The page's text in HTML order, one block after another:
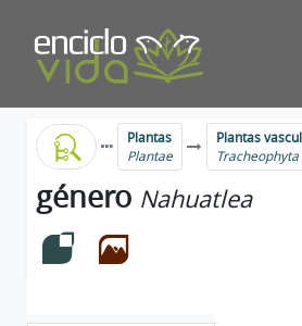
Plantas
Plantae
Plantas
Tracheophyta
género Nahuatlea